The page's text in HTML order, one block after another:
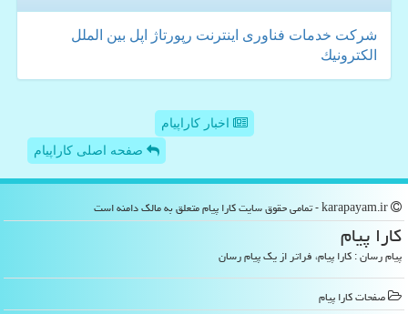
شركت خدمات فناوری اینترنت رپورتاژ اپل بین الملل
الكترونیك
اخبار کاراپیام
صفحه اصلی کاراپیام
كارا پیام
پیام رسان : کارا پیام، فراتر از یک پیام رسان
صفحات كارا پیام